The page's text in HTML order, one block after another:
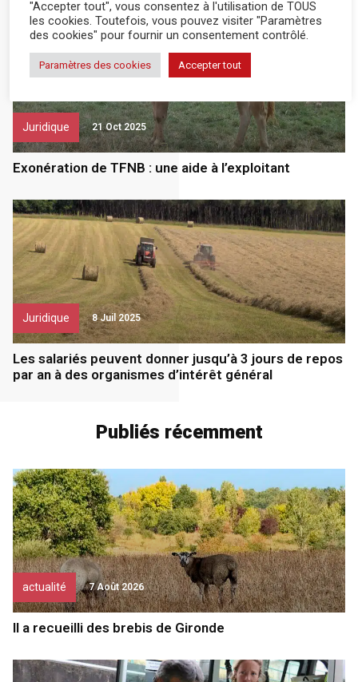
Juridique 21 Oct 2025
Exonération de TFNB : une aide à l’exploitant
Juridique 8 Juil 2025
Les salariés peuvent donner jusqu’à 3 jours de repos
par an à des organismes d’intérêt général
Publiés récemment
actualité 7 Août 2026
Il a recueilli des brebis de Gironde
"Accepter tout", vous consentez à l'utilisation de TOUS
les cookies. Toutefois, vous pouvez visiter "Paramètres
des cookies" pour fournir un consentement contrôlé.
Paramètres des cookies Accepter tout